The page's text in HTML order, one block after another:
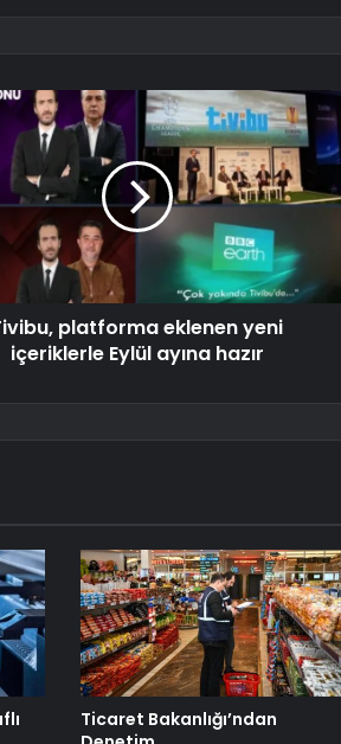
platforma eklenen yeni
içeriklerle Eylül ayına hazır
Ticaret Bakanlığı’ndan